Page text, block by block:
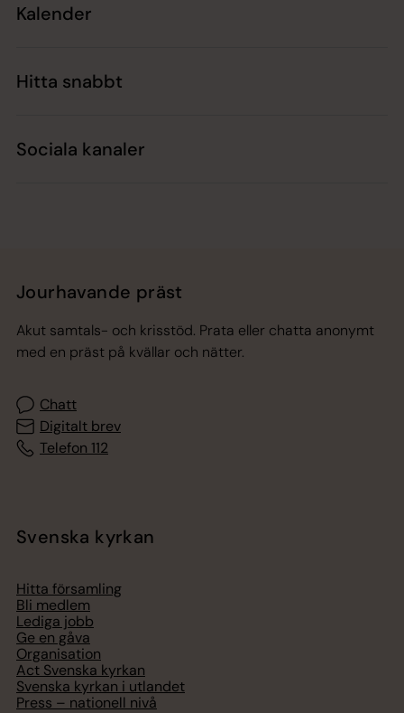
Kalender
Hitta snabbt
Sociala kanaler
Jourhavande präst
Akut samtals- och krisstöd. Prata eller chatta anonymt
med en präst på kvällar och nätter.
Chatt
Digitalt brev
Telefon 112
Svenska kyrkan
Hitta församling
Bli medlem
Lediga jobb
Ge en gåva
Organisation
Act Svenska kyrkan
Svenska kyrkan i utlandet
Press – nationell nivå